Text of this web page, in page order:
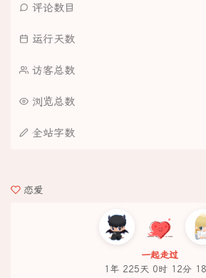
评论数目
运行天数
访客总数
浏览总数
全站字数
恋爱
一起走过
1年 225天 0时 12分